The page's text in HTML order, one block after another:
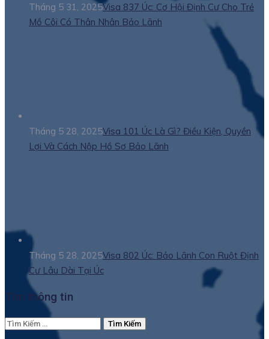
Tháng 5 31, 2025Visa 837 Úc: Cơ Hội Định Cư Cho Trẻ
Mồ Côi Có Thân Nhân Bảo Lãnh
Tháng 5 28, 2025Visa 101 Úc Là Gì? Điều Kiện, Quyền
Lợi Và Cách Nộp Hồ Sơ Bảo Lãnh
Tháng 5 28, 2025Visa 802 Úc: Bảo Lãnh Con Ruột Định
Cư Lâu Dài Tại Úc
Tìm thông tin
Tìm